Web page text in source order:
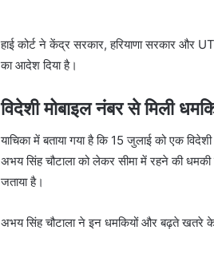
हाई कोर्ट ने केंद्र सरकार, हरियाणा सरकार और
का आदेश दिया है।
विदेशी मोबाइल नंबर से मिली
याचिका में बताया गया है कि 15 जुलाई को एक
अभय सिंह चौटाला को लेकर सीमा में रहने की धमकी
जताया है।
अभय सिंह चौटाला ने इन धमकियों और बढ़ते खतरे के